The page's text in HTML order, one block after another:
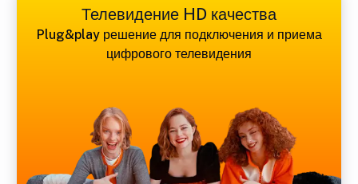
Телевидение HD качества
Plug&play решение для подключения и приема
цифрового телевидения